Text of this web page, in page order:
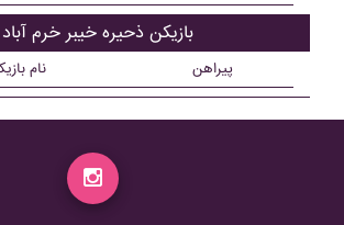
بازیکن ذحیره خيبر خرم آباد
نام پیراهن